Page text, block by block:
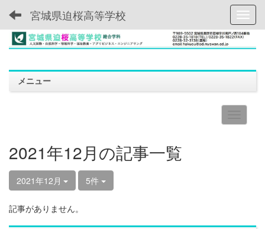
宮城県迫桜高等学校
メニュー
2021年12月の記事一覧
2021年12月 5件
記事がありません。